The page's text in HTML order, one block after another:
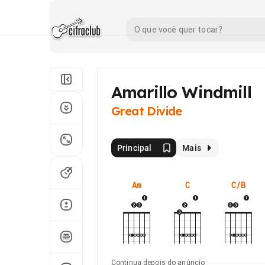
Amarillo Windmill
Great Divide
Principal Mais
Am C C/B
Continua depois do anúncio